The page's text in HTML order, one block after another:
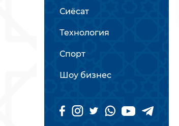
Сиёсат
Технология
Спорт
Шоу бизнес